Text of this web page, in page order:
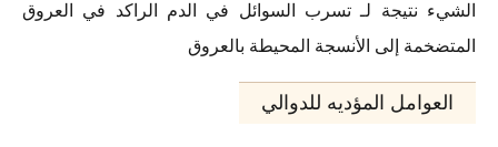
الشيء نتيجة لـ تسرب السوائل في الدم الراكد في العروق
المتضخمة إلى الأنسجة المحيطة بالعروق
العوامل المؤديه للدوالي